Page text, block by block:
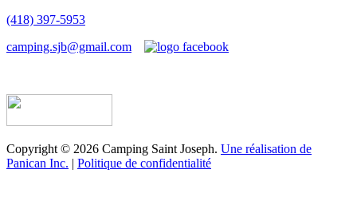
(418) 397-5953
camping.sjb@gmail.com
Copyright © 2026 Camping Saint Joseph. Une réalisation de
Panican Inc. | Politique de confidentialité